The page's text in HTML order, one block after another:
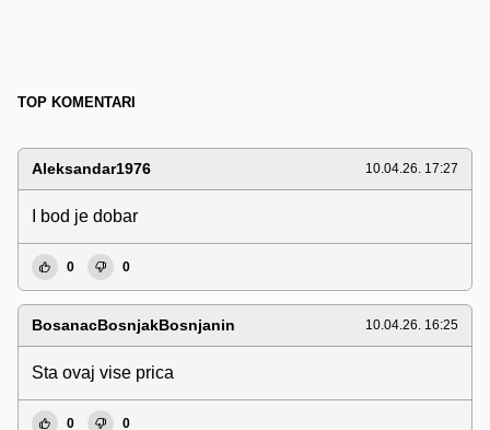
TOP KOMENTARI
Aleksandar1976 10.04.26. 17:27
I bod je dobar
0 0
BosanacBosnjakBosnjanin 10.04.26. 16:25
Sta ovaj vise prica
0 0